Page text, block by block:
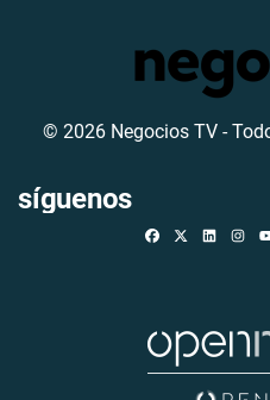
© 2026 Negocios TV -
síguenos
FacebookLinkedin